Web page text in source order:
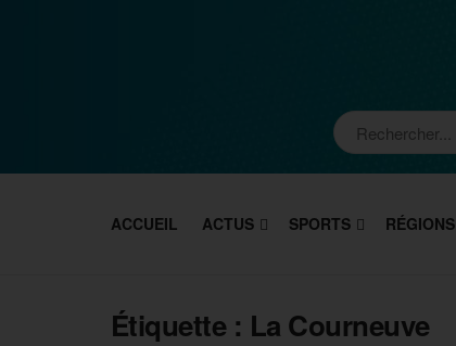
ACCUEIL ACTUS SPORTS RÉGIONS
Étiquette : La Courneuve